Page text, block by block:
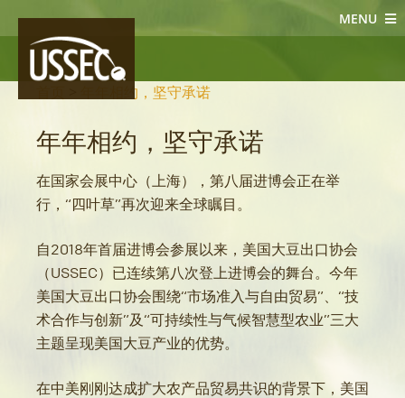
MENU
大豆新闻
年年相约，坚守承诺
年年相约，坚守承诺
在国家会展中心（上海），第八届进博会正在举
行，“四叶草”再次迎来全球瞩目。
自2018年首届进博会参展以来，美国大豆出口协会
（USSEC）已连续第八次登上进博会的舞台。今年
美国大豆出口协会围绕“市场准入与自由贸易”、“技
术合作与创新”及“可持续性与气候智慧型农业”三大
主题呈现美国大豆产业的优势。
在中美刚刚达成扩大农产品贸易共识的背景下，美国